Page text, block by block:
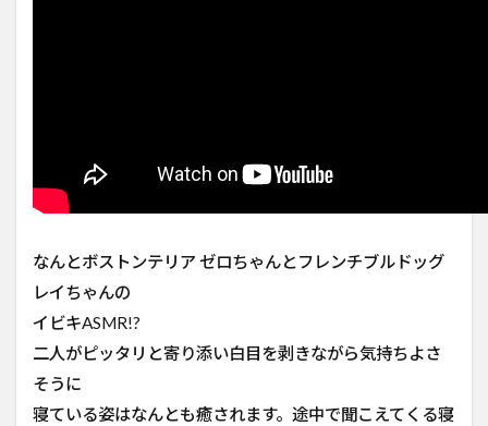
なんとボストンテリア ゼロちゃんとフレンチブルドッグ
レイちゃんの
イビキASMR!?
二人がピッタリと寄り添い白目を剥きながら気持ちよさ
そうに
寝ている姿はなんとも癒されます。途中で聞こえてくる寝